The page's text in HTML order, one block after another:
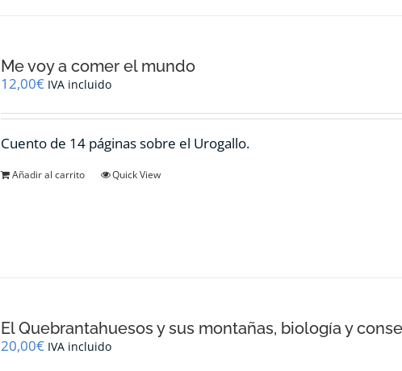
Me voy a comer el mundo
12,00€ IVA incluido
Cuento de 14 páginas sobre el Urogallo.
Añadir al carrito Quick View
El Quebrantahuesos y sus montañas, biología y
20,00€ IVA incluido